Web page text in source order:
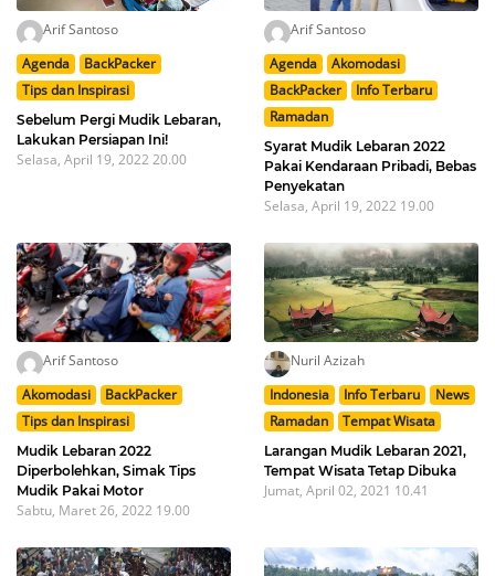
Arif Santoso
Agenda
BackPacker
Tips dan Inspirasi
Sebelum Pergi Mudik Lebaran,
Lakukan Persiapan Ini!
Selasa, April 19, 2022 20.00
Arif Santoso
Agenda
Akomodasi
BackPacker
Info Terbaru
Ramadan
Syarat Mudik Lebaran 2022
Pakai Kendaraan Pribadi, Bebas
Penyekatan
Selasa, April 19, 2022 19.00
Arif Santoso
Akomodasi
BackPacker
Tips dan Inspirasi
Mudik Lebaran 2022
Diperbolehkan, Simak Tips
Mudik Pakai Motor
Sabtu, Maret 26, 2022 19.00
Nuril Azizah
Indonesia
Info Terbaru
News
Ramadan
Tempat Wisata
Larangan Mudik Lebaran 2021,
Tempat Wisata Tetap Dibuka
Jumat, April 02, 2021 10.41